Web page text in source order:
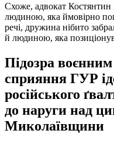
Схоже, адвокат Костянтин
людиною, яка ймовірно
речі, дружина нібито
й людиною, яка
Підозра
сприяння ГУР
російського
до наруги над
Миколаївщини